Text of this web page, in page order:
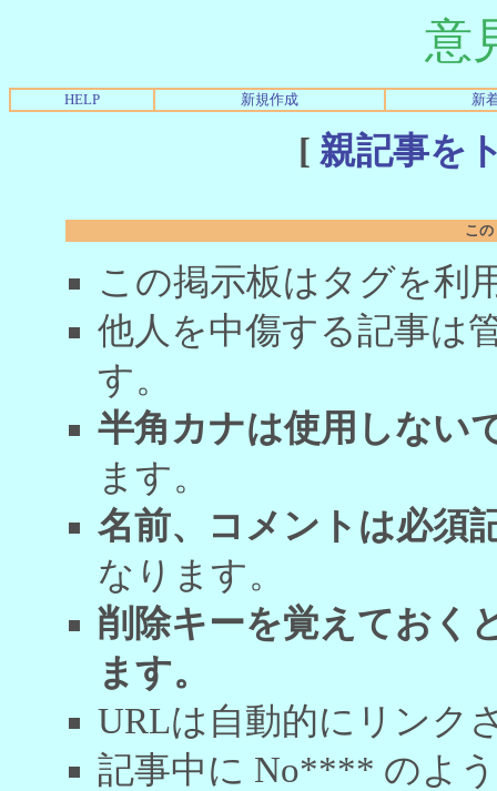
意
HELP 新規作成 新
[ 親記事を
こ
この掲示板はタグを利
他人を中傷する記事は
す。
半角カナは使用しない
ます。
名前、コメントは必須
なります。
削除キーを覚えておく
ます。
URLは自動的にリンク
記事中に No**** のよ